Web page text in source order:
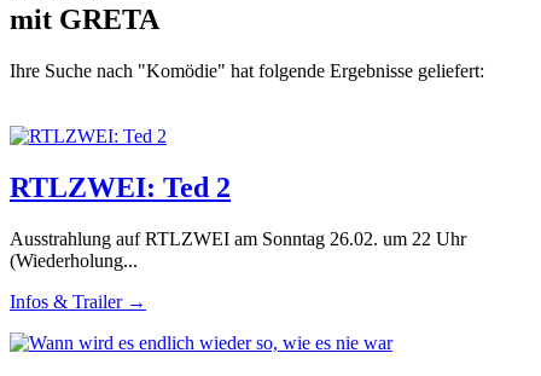
mit GRETA
Ihre Suche nach "Komödie" hat folgende Ergebnisse geliefert:
RTLZWEI: Ted 2
Ausstrahlung auf RTLZWEI am Sonntag 26.02. um 22 Uhr
(Wiederholung...
Infos & Trailer →